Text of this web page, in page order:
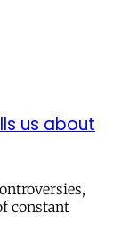
us about
constant